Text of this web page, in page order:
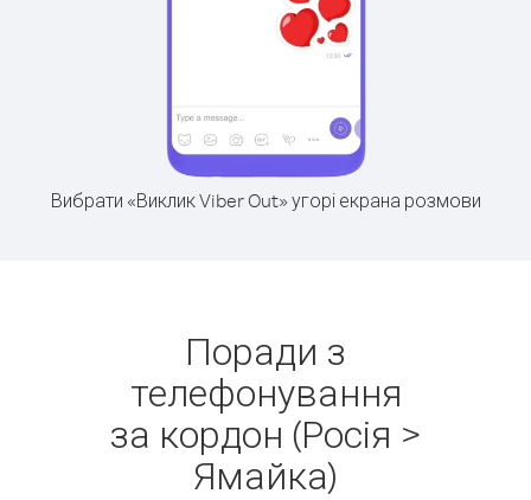
Вибрати «Виклик Viber Out» угорі екрана розмови
Поради з
телефонування
за кордон (Росія >
Ямайка)